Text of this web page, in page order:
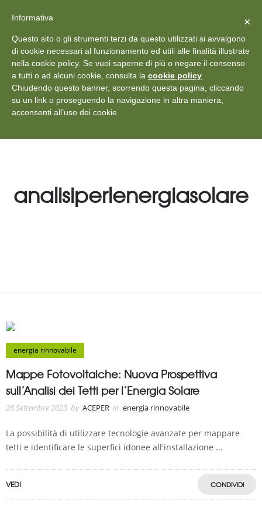
+39 011 18867102 info@aceper.it Statuto
Aceper
analisiperlenergiasolare
energia rinnovabile
Mappe Fotovoltaiche: Nuova Prospettiva
sull’Analisi dei Tetti per l’Energia Solare
26 Settembre 2023 by ACEPER in energia rinnovabile
La possibilità di utilizzare tecnologie avanzate per mappare
tetti e identificare le superfici idonee all'installazione ...
VEDI CONDIVIDI
Vedi: Protezione dei dati personali ×
Informativa
Questo sito o gli strumenti terzi da questo utilizzati si avvalgono
di cookie necessari al funzionamento ed utili alle finalità illustrate
nella cookie policy. Se vuoi saperne di più o negare il consenso
a tutti o ad alcuni cookie, consulta la cookie policy
Chiudendo questo banner, scorrendo questa pagina, cliccando
su un link o proseguendo la navigazione in altra maniera,
acconsenti all’uso dei cookie.